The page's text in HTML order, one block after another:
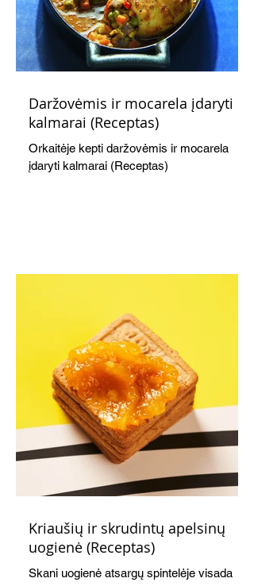
Daržovėmis ir mocarela įdaryti
kalmarai (Receptas)
Orkaitėje kepti daržovėmis ir mocarela
įdaryti kalmarai (Receptas)
Kriaušių ir skrudintų apelsinų
uogienė (Receptas)
Skani uogienė atsargų spintelėje visada